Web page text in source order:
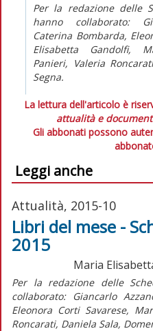
Per la redazione delle
hanno collaborato:
Caterina Bombarda,
Elisabetta Gandolfi,
Panieri, Valeria
Segna.
La lettura dell'articolo è
attualità e
Gli abbonati possono
Leggi anche
Attualità, 2015-10
Libri del mese -
2015
Maria
Per la redazione delle
collaborato: Giancarlo
Eleonora Corti Savarese,
Roncarati, Daniela Sala,